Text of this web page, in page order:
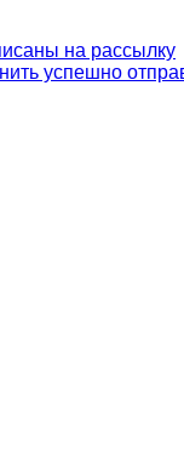
на рассылку
успешно